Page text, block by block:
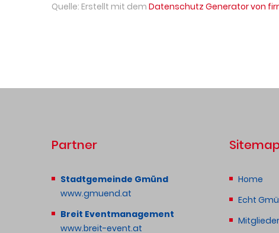
Quelle: Erstellt mit dem Datenschutz Generator von
Partner
Stadtgemeinde Gmünd
www.gmuend.at
Breit Eventmanagement
www.breit-event.at
Home
Echt
Mitglieder